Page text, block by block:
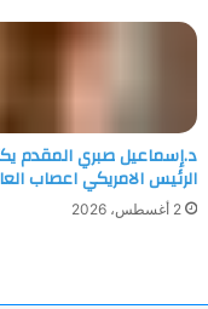
د.إسماعيل صبري المقدم
الرئيس الامريكي اعصاب
2 أغسطس، 2026